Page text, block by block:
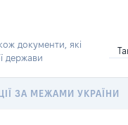
документи, які
держави
ЗА МЕЖАМИ УКРАЇНИ